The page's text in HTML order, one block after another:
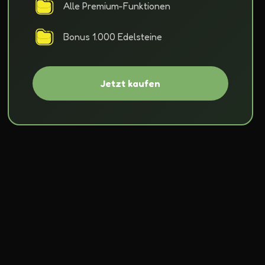
Alle Premium-Funktionen
Bonus 1.000 Edelsteine
Jetzt kaufen